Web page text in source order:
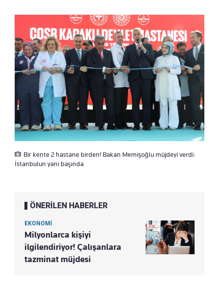
Bir kente 2 hastane birden! Bakan Memişoğlu müjdeyi verdi:
İstanbulun yanı başında
ÖNERİLEN HABERLER
EKONOMİ
Milyonlarca kişiyi
ilgilendiriyor! Çalışanlara
tazminat müjdesi